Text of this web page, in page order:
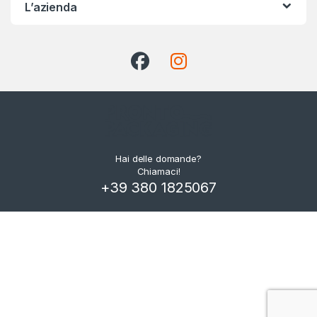
L’azienda
Hai delle domande?
Chiamaci!
+39 380 1825067